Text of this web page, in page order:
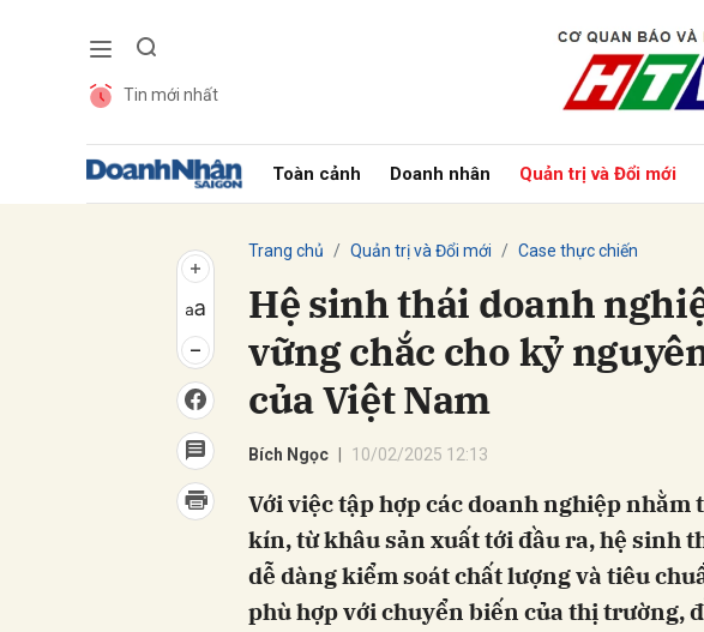
Tin mới nhất
Toàn cảnh Doanh nhân Quản trị và Đổi mới
Trang chủ Quản trị và Đổi mới Case thực chiến
Hệ sinh thái doanh
vững chắc cho kỷ
của Việt Nam
Bích Ngọc 10/02/2025 12:13
Với việc tập hợp các doanh nghiệp
kín, từ khâu sản xuất tới đầu ra, hệ sinh
dễ dàng kiểm soát chất lượng và tiêu
phù hợp với chuyển biến của thị trường,